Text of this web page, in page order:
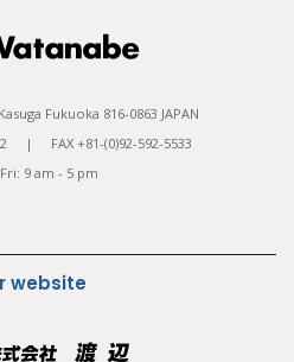
Fukuoka 816-0863 JAPAN
| FAX +81-(0)92-592-5533
9 am - 5 pm
website